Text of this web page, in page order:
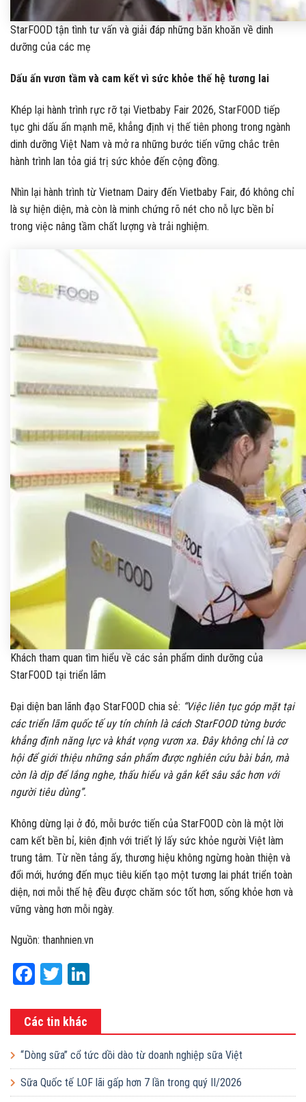
StarFOOD tận tình tư vấn và giải đáp những băn khoăn về dinh
dưỡng của các mẹ
Dấu ấn vươn tầm và cam kết vì sức khỏe thế hệ tương lai
Khép lại hành trình rực rỡ tại Vietbaby Fair 2026, StarFOOD tiếp
tục ghi dấu ấn mạnh mẽ, khẳng định vị thế tiên phong trong ngành
dinh dưỡng Việt Nam và mở ra những bước tiến vững chắc trên
hành trình lan tỏa giá trị sức khỏe đến cộng đồng.
Nhìn lại hành trình từ Vietnam Dairy đến Vietbaby Fair, đó không chỉ
là sự hiện diện, mà còn là minh chứng rõ nét cho nỗ lực bền bỉ
trong việc nâng tầm chất lượng và trải nghiệm.
Khách tham quan tìm hiểu về các sản phẩm dinh dưỡng của
StarFOOD tại triển lãm
Đại diện ban lãnh đạo StarFOOD chia sẻ: “Việc liên tục góp mặt tại
các triển lãm quốc tế uy tín chính là cách StarFOOD từng bước
khẳng định năng lực và khát vọng vươn xa. Đây không chỉ là cơ
hội để giới thiệu những sản phẩm được nghiên cứu bài bản, mà
còn là dịp để lắng nghe, thấu hiểu và gắn kết sâu sắc hơn với
người tiêu dùng”.
Không dừng lại ở đó, mỗi bước tiến của StarFOOD còn là một lời
cam kết bền bỉ, kiên định với triết lý lấy sức khỏe người Việt làm
trung tâm. Từ nền tảng ấy, thương hiệu không ngừng hoàn thiện và
đổi mới, hướng đến mục tiêu kiến tạo một tương lai phát triển toàn
diện, nơi mỗi thế hệ đều được chăm sóc tốt hơn, sống khỏe hơn và
vững vàng hơn mỗi ngày.
Nguồn: thanhnien.vn
Facebook
Twitter
Các tin khác
“Dòng sữa” cổ tức dồi dào từ doanh nghiệp sữa Việt
Sữa Quốc tế LOF lãi gấp hơn 7 lần trong quý II/2026